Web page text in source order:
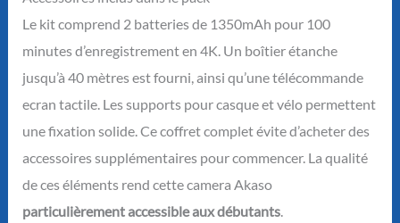
Le kit comprend 2 batteries de 1350mAh pour 100
minutes d’enregistrement en 4K. Un boîtier étanche
jusqu’à 40 mètres est fourni, ainsi qu’une télécommande
ecran tactile. Les supports pour casque et vélo permettent
une fixation solide. Ce coffret complet évite d’acheter des
accessoires supplémentaires pour commencer. La qualité
de ces éléments rend cette camera Akaso
particulièrement accessible aux débutants